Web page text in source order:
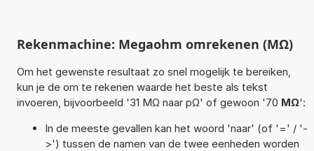
Rekenmachine: Megaohm omrekenen (MΩ)
Om het gewenste resultaat zo snel mogelijk te bereiken,
kun je de om te rekenen waarde het beste als tekst
invoeren, bijvoorbeeld '31 MΩ naar pΩ' of gewoon '70 MΩ':
In de meeste gevallen kan het woord 'naar' (of '=' / '-
>') tussen de namen van de twee eenheden worden